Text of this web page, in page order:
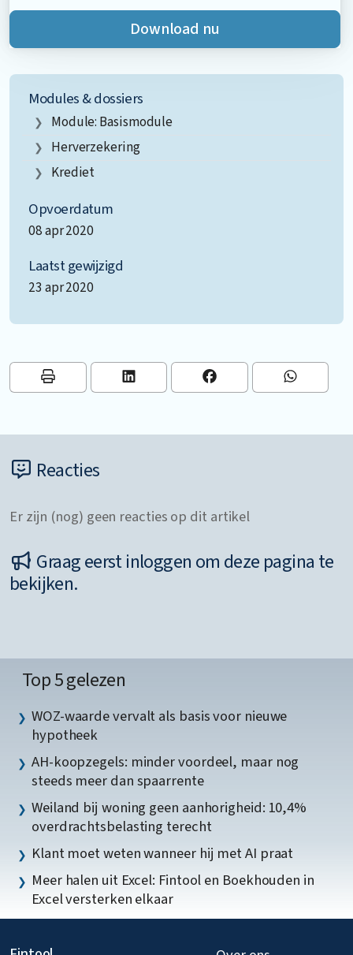
Download nu
Modules & dossiers
Module: Basismodule
Herverzekering
Krediet
Opvoerdatum
08 apr 2020
Laatst gewijzigd
23 apr 2020
Reacties
Er zijn (nog) geen reacties op dit artikel
Graag eerst inloggen om deze pagina te
bekijken.
Top 5 gelezen
WOZ-waarde vervalt als basis voor nieuwe
hypotheek
AH-koopzegels: minder voordeel, maar nog
steeds meer dan spaarrente
Weiland bij woning geen aanhorigheid: 10,4%
overdrachtsbelasting terecht
Klant moet weten wanneer hij met AI praat
Meer halen uit Excel: Fintool en Boekhouden in
Excel versterken elkaar